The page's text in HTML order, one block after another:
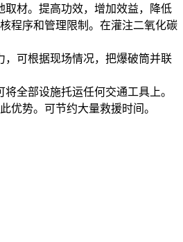
取材。提高功效，增加效益，降低
程序和管理限制。在灌注二氧化碳
，可根据现场情况，把爆破筒并联
全部设施托运任何交通工具上。
优势。可节约大量救援时间。